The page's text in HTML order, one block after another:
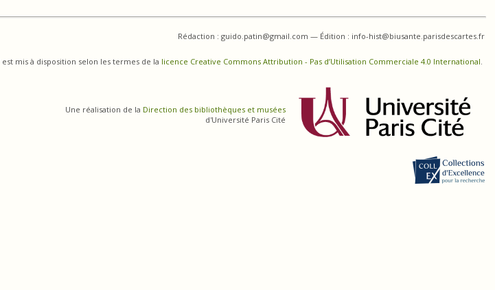
Rédaction : guido.patin@gmail.com — Édition : info-hist@biusante.parisdescartes.fr
mis à disposition selon les termes de la licence Creative Commons Attribution - Pas d’Utilisation Commerciale 4.0 International.
Une réalisation de la Direction des bibliothèques et musées
d'Université Paris Cité